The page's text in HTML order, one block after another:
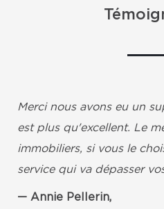
Merci nous avons eu un
est plus qu'excellent. Le
immobiliers, si vous le
service qui va dépasser
Annie Pellerin,